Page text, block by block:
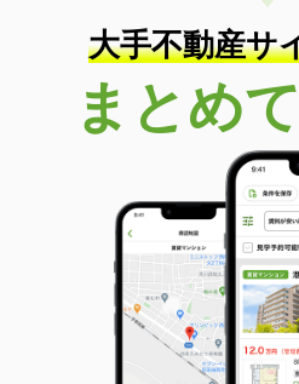
大手不動産サ
まとめ